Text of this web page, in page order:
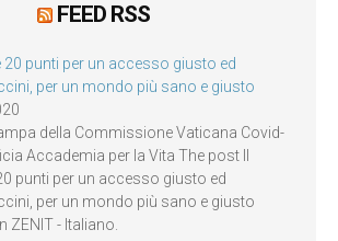
FEED RSS
20 punti per un accesso giusto ed
per un mondo più sano e giusto
della Commissione Vaticana Covid-
Accademia per la Vita The post Il
punti per un accesso giusto ed
per un mondo più sano e giusto
ZENIT - Italiano.